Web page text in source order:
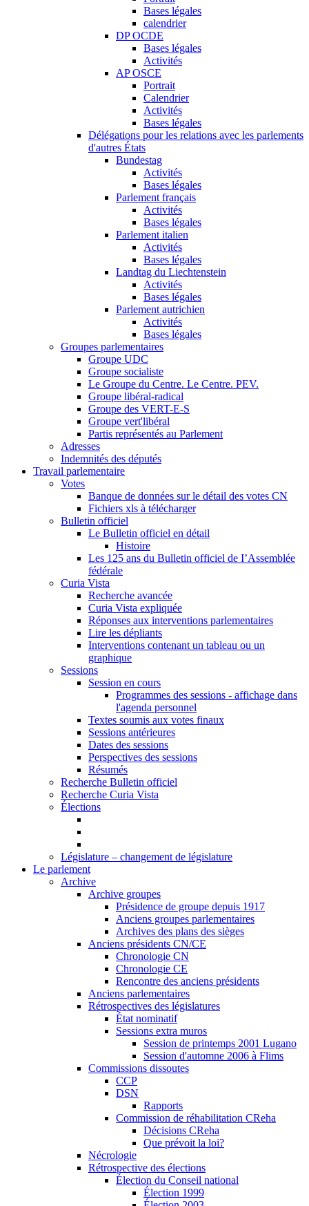
Bases légales
calendrier
DP OCDE
Bases légales
Activités
AP OSCE
Portrait
Calendrier
Activités
Bases légales
Délégations pour les relations avec les parlements
d'autres États
Bundestag
Activités
Bases légales
Parlement français
Activités
Bases légales
Parlement italien
Activités
Bases légales
Landtag du Liechtenstein
Activités
Bases légales
Parlement autrichien
Activités
Bases légales
Groupes parlementaires
Groupe UDC
Groupe socialiste
Le Groupe du Centre. Le Centre. PEV.
Groupe libéral-radical
Groupe des VERT-E-S
Groupe vert'libéral
Partis représentés au Parlement
Adresses
Indemnités des députés
Travail parlementaire
Votes
Banque de données sur le détail des votes CN
Fichiers xls à télécharger
Bulletin officiel
Le Bulletin officiel en détail
Histoire
Les 125 ans du Bulletin officiel de I’Assemblée
fédérale
Curia Vista
Recherche avancée
Curia Vista expliquée
Réponses aux interventions parlementaires
Lire les dépliants
Interventions contenant un tableau ou un
graphique
Sessions
Session en cours
Programmes des sessions - affichage dans
l'agenda personnel
Textes soumis aux votes finaux
Sessions antérieures
Dates des sessions
Perspectives des sessions
Résumés
Recherche Bulletin officiel
Recherche Curia Vista
Élections
Législature – changement de législature
Le parlement
Archive
Archive groupes
Présidence de groupe depuis 1917
Anciens groupes parlementaires
Archives des plans des sièges
Anciens présidents CN/CE
Chronologie CN
Chronologie CE
Rencontre des anciens présidents
Anciens parlementaires
Rétrospectives des législatures
État nominatif
Sessions extra muros
Session de printemps 2001 Lugano
Session d'automne 2006 à Flims
Commissions dissoutes
CCP
DSN
Rapports
Commission de réhabilitation CReha
Décisions CReha
Que prévoit la loi?
Nécrologie
Rétrospective des élections
Élection du Conseil national
Élection 1999